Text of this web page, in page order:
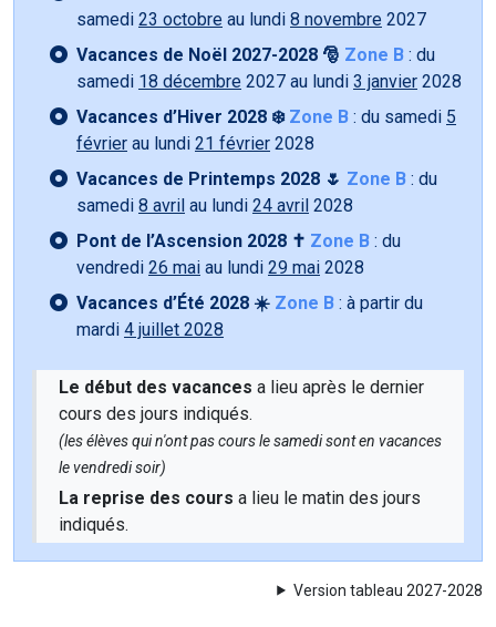
samedi 23 octobre au lundi 8 novembre 2027
Vacances de Noël 2027-2028 🎅 Zone B : du
samedi 18 décembre 2027 au lundi 3 janvier 2028
Vacances d’Hiver 2028 ❄️ Zone B : du samedi 5
février au lundi 21 février 2028
Vacances de Printemps 2028 🌷 Zone B : du
samedi 8 avril au lundi 24 avril 2028
Pont de l’Ascension 2028 ✝️ Zone B : du
vendredi 26 mai au lundi 29 mai 2028
Vacances d’Été 2028 ☀️ Zone B : à partir du
mardi 4 juillet 2028
Le début des vacances a lieu après le dernier
cours des jours indiqués.
(les élèves qui n'ont pas cours le samedi sont en vacances
le vendredi soir)
La reprise des cours a lieu le matin des jours
indiqués.
Version tableau 2027-2028